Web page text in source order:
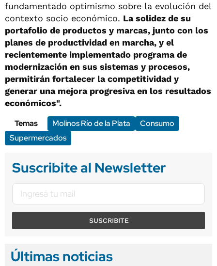
fundamentado optimismo sobre la evolución del
contexto socio económico. La solidez de su
portafolio de productos y marcas, junto con los
planes de productividad en marcha, y el
recientemente implementado programa de
modernización en sus sistemas y procesos,
permitirán fortalecer la competitividad y
generar una mejora progresiva en los resultados
económicos".
Temas
Molinos Río de la Plata
Consumo
Supermercados
Suscribite al Newsletter
SUSCRIBITE
Últimas noticias